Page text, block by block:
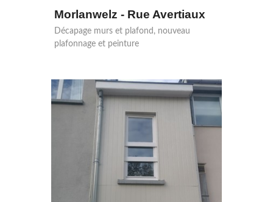
Morlanwelz - Rue Avertiaux
Décapage murs et plafond, nouveau
plafonnage et peinture